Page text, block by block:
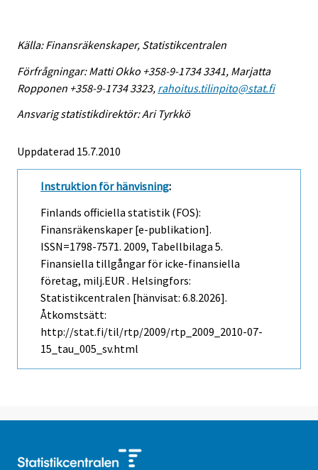
Källa: Finansräkenskaper, Statistikcentralen
Förfrågningar: Matti Okko +358-9-1734 3341, Marjatta
Ropponen +358-9-1734 3323, rahoitus.tilinpito@stat.fi
Ansvarig statistikdirektör: Ari Tyrkkö
Uppdaterad 15.7.2010
Instruktion för hänvisning:
Finlands officiella statistik (FOS):
Finansräkenskaper [e-publikation].
ISSN=1798-7571. 2009, Tabellbilaga 5.
Finansiella tillgångar för icke-finansiella
företag, milj.EUR . Helsingfors:
Statistikcentralen [hänvisat: 6.8.2026].
Åtkomstsätt:
http://stat.fi/til/rtp/2009/rtp_2009_2010-07-
15_tau_005_sv.html